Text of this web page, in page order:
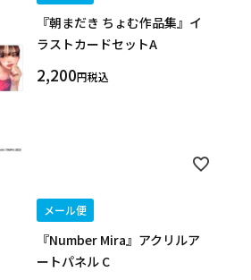
『朝まだき ちょむ作品集』イ
ラストカードセットA
2,200 税込
メール便
『Number Mira』アクリルア
ートパネル C